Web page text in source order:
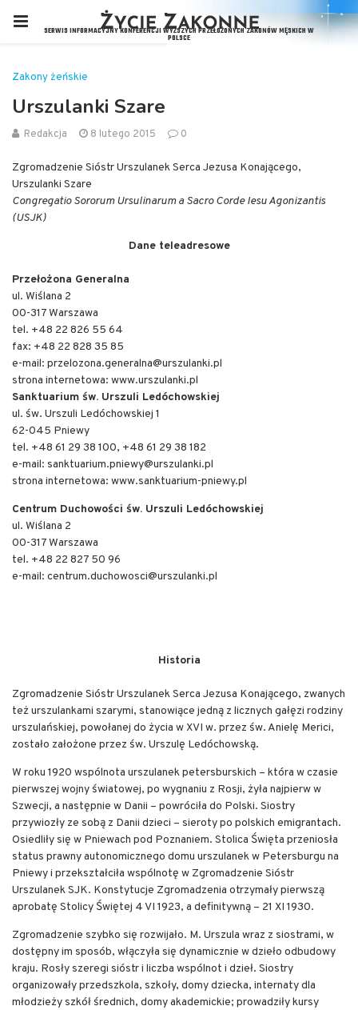
Zakony żeńskie
Urszulanki Szare
Redakcja 8 lutego 2015 0
Zgromadzenie Sióstr Urszulanek Serca Jezusa Konającego,
Urszulanki Szare
Congregatio Sororum Ursulinarum a Sacro Corde Iesu Agonizantis
(USJK)
Dane teleadresowe
Przełożona Generalna
ul. Wiślana 2
00-317 Warszawa
tel. +48 22 826 55 64
fax: +48 22 828 35 85
e-mail: przelozona.generalna@urszulanki.pl
strona internetowa: www.urszulanki.pl
Sanktuarium św. Urszuli Ledóchowskiej
ul. św. Urszuli Ledóchowskiej 1
62-045 Pniewy
tel. +48 61 29 38 100, +48 61 29 38 182
e-mail: sanktuarium.pniewy@urszulanki.pl
strona internetowa: www.sanktuarium-pniewy.pl
Centrum Duchowości św. Urszuli Ledóchowskiej
ul. Wiślana 2
00-317 Warszawa
tel. +48 22 827 50 96
e-mail: centrum.duchowosci@urszulanki.pl
Historia
Zgromadzenie Sióstr Urszulanek Serca Jezusa Konającego, zwanych
też urszulankami szarymi, stanowiące jedną z licznych gałęzi rodziny
urszulańskiej, powołanej do życia w XVI w. przez św. Anielę Merici,
zostało założone przez św. Urszulę Ledóchowską.
W roku 1920 wspólnota urszulanek petersburskich – która w czasie
pierwszej wojny światowej, po wygnaniu z Rosji, żyła najpierw w
Szwecji, a następnie w Danii – powróciła do Polski. Siostry
przywiozły ze sobą z Danii dzieci – sieroty po polskich emigrantach.
Osiedliły się w Pniewach pod Poznaniem. Stolica Święta przeniosła
status prawny autonomicznego domu urszulanek w Petersburgu na
Pniewy i przekształciła wspólnotę w Zgromadzenie Sióstr
Urszulanek SJK. Konstytucje Zgromadzenia otrzymały pierwszą
aprobatę Stolicy Świętej 4 VI 1923, a definitywną – 21 XI 1930.
Zgromadzenie szybko się rozwijało. M. Urszula wraz z siostrami, w
dostępny im sposób, włączyła się dynamicznie w dzieło odbudowy
kraju. Rosły szeregi sióstr i liczba wspólnot i dzieł. Siostry
organizowały przedszkola, szkoły, domy dziecka, internaty dla
młodzieży szkół średnich, domy akademickie; prowadziły kursy